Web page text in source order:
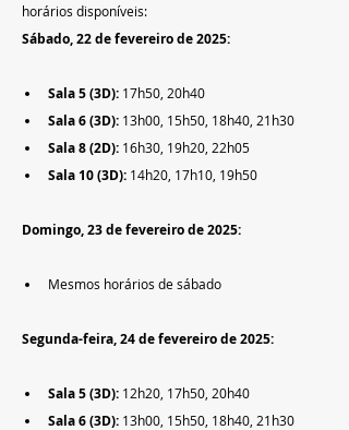
horários disponíveis:
Sábado, 22 de fevereiro de 2025:
Sala 5 (3D): 17h50, 20h40
Sala 6 (3D): 13h00, 15h50, 18h40, 21h30
Sala 8 (2D): 16h30, 19h20, 22h05
Sala 10 (3D): 14h20, 17h10, 19h50
Domingo, 23 de fevereiro de 2025:
Mesmos horários de sábado
Segunda-feira, 24 de fevereiro de 2025:
Sala 5 (3D): 12h20, 17h50, 20h40
Sala 6 (3D): 13h00, 15h50, 18h40, 21h30